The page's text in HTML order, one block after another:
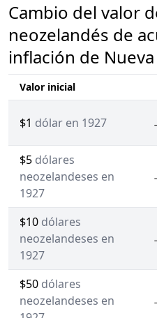
Cambio del valor
neozelandés de
inflación de
Valor inicial
$1 dólar en 1927
$5 dólares
neozelandeses en
1927
$10 dólares
neozelandeses en
1927
$50 dólares
neozelandeses en